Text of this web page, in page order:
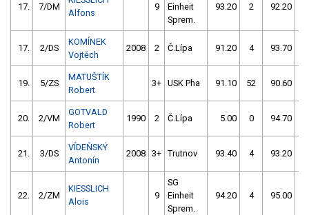
17. 7/DM
Alfons
9
Einheit
Sprem.
93.20 2 92.20
17. 2/DS
KOMÍNEK
Vojtěch
2008 2 Č.Lípa 91.20 4 93.70
19. 5/ZS
MATUŠTÍK
Robert
3+ USK Pha 91.10 52 90.60
20. 2/VM
GOTVALD
Robert
1990 2 Č.Lípa 5.00 0 94.70
21. 3/DS
VÍDEŇSKÝ
Antonín
2008 3+ Trutnov 93.40 4 93.20
22. 2/ZM
KIESSLICH
Alois
9
SG
Einheit
Sprem.
94.20 4 95.00